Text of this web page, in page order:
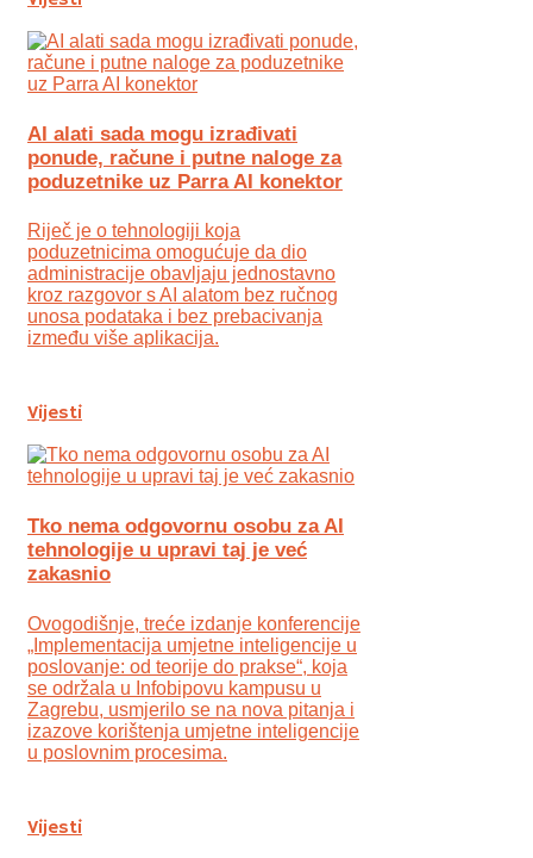
AI alati sada mogu izrađivati
ponude, račune i putne naloge za
poduzetnike uz Parra AI konektor
Riječ je o tehnologiji koja
poduzetnicima omogućuje da dio
administracije obavljaju jednostavno
kroz razgovor s AI alatom bez ručnog
unosa podataka i bez prebacivanja
između više aplikacija.
Vijesti
Tko nema odgovornu osobu za AI
tehnologije u upravi taj je već
zakasnio
Ovogodišnje, treće izdanje konferencije
„Implementacija umjetne inteligencije u
poslovanje: od teorije do prakse“, koja
se održala u Infobipovu kampusu u
Zagrebu, usmjerilo se na nova pitanja i
izazove korištenja umjetne inteligencije
u poslovnim procesima.
Vijesti